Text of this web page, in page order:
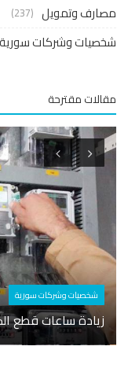
وتمويل (237)
وشركات سورية (271)
مقترحة
شخصيات وشركات سورية
زيادة ساعات قطع